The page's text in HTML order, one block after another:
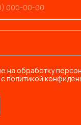
на обработку
политикой